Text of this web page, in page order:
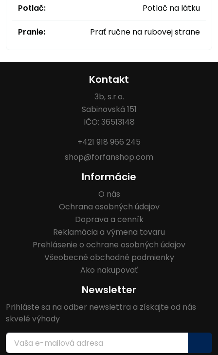
Potlač: Potlač na látku
Pranie: Prať ručne na rubovej strane
Kontakt
3b, s.r.o.
Sabinovská 151
IČO: 36513148
+421 918 966 245
shop@forfanshop.com
Informácie
O nás
Ochrana osobných údajov
Doprava a cenník
Reklamácia a výmena tovaru
Prehlásenie o ochrane osobných údajov
Všeobecné obchodné podmienky
Ako nakupovať
Newsletter
Prihláste sa na odber newslettra a získajte od nás
skvelé výhody